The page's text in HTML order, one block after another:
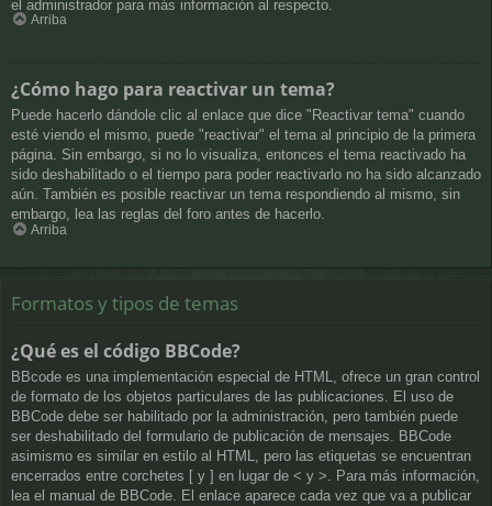
el administrador para más información al respecto.
Arriba
¿Cómo hago para reactivar un tema?
Puede hacerlo dándole clic al enlace que dice "Reactivar tema" cuando
esté viendo el mismo, puede "reactivar" el tema al principio de la primera
página. Sin embargo, si no lo visualiza, entonces el tema reactivado ha
sido deshabilitado o el tiempo para poder reactivarlo no ha sido alcanzado
aún. También es posible reactivar un tema respondiendo al mismo, sin
embargo, lea las reglas del foro antes de hacerlo.
Arriba
Formatos y tipos de temas
¿Qué es el código BBCode?
BBcode es una implementación especial de HTML, ofrece un gran control
de formato de los objetos particulares de las publicaciones. El uso de
BBCode debe ser habilitado por la administración, pero también puede
ser deshabilitado del formulario de publicación de mensajes. BBCode
asimismo es similar en estilo al HTML, pero las etiquetas se encuentran
encerrados entre corchetes [ y ] en lugar de < y >. Para más información,
lea el manual de BBCode. El enlace aparece cada vez que va a publicar